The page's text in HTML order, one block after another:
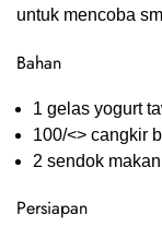
untuk mencoba
Bahan
1 gelas yogurt
100/<> cangkir
2 sendok
Persiapan